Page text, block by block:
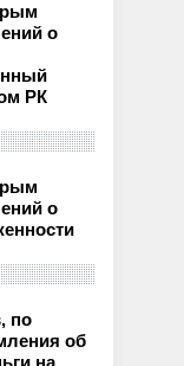
о
РК
о
по
об
на